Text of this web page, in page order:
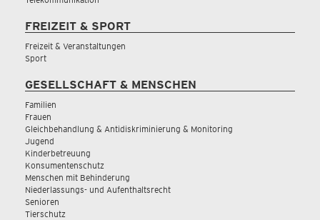
FREIZEIT & SPORT
Freizeit & Veranstaltungen
Sport
GESELLSCHAFT & MENSCHEN
Familien
Frauen
Gleichbehandlung & Antidiskriminierung & Monitoring
Jugend
Kinderbetreuung
Konsumentenschutz
Menschen mit Behinderung
Niederlassungs- und Aufenthaltsrecht
Senioren
Tierschutz